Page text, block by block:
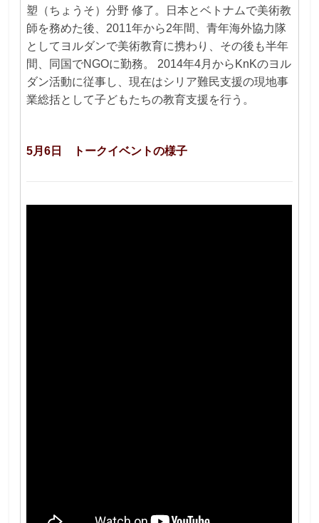
塑（ちょうそ）分野 修了。日本とベトナムで美術教
師を務めた後、2011年から2年間、青年海外協力隊
としてヨルダンで美術教育に携わり、その後も半年
間、同国でNGOに勤務。 2014年4月からKnKのヨル
ダン活動に従事し、現在はシリア難民支援の現地事
業総括として子どもたちの教育支援を行う。
5月6日 トークイベントの様子